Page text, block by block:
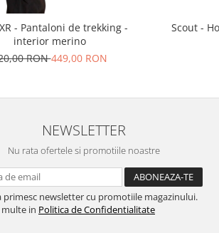
- Pantaloni de trekking -
interior merino
RON449,00 RON
Scout - Hoodie
NEWSLETTER
Nu rata ofertele si promotiile noastre
primesc newsletter cu promotiile magazinului.
in Politica de Confidentialitate